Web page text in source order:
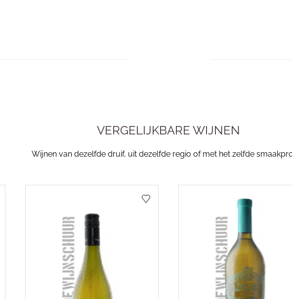
VERGELIJKBARE WIJNEN
Wijnen van dezelfde druif, uit dezelfde regio of met het zelfde